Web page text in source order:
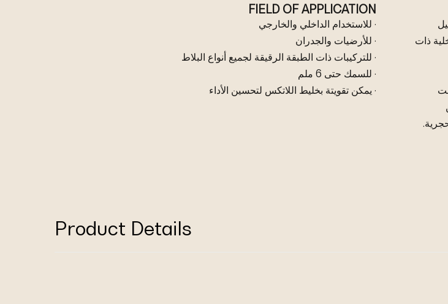
ذات
FIELD OF APPLICATION
· للاستخدام الداخلي والخارجي
· للأرضيات والجدران
· للتركيبات ذات الطبقة الرقيقة لجميع أنواع البلاط
· للسمك حتى 6 ملم
· يمكن تقويتة بخليط اللاتكس لتحسين الأداء
Product Details